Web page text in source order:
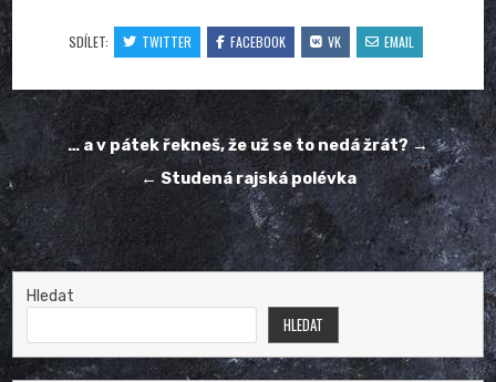
SDÍLET: TWITTER FACEBOOK VK EMAIL
Navigace
pro
příspěvek
… a v pátek řekneš, že už se to nedá žrát? →
← Studená rajská polévka
Hledat
HLEDAT